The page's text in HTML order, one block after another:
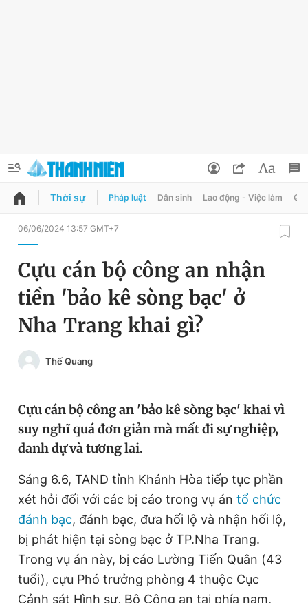
QUẢNG CÁO
Chuyên mục
Chuyên mục khác
Chào ngày mới
Video
Sản phẩm khác
Tiện ích Bạn cần biết
Thông tin tòa soạn Liên hệ quảng cáo
Đổi mật khẩu
Tin đã lưu
Thời sự Pháp luật Dân sinh Lao động - Việc làm
06/06/2024 13:57 GMT+7
Cựu cán bộ công an nhận
tiền 'bảo kê sòng bạc' ở
Nha Trang khai gì?
Thế Quang
Cựu cán bộ công an 'bảo kê sòng bạc' khai vì
suy nghĩ quá đơn giản mà mất đi sự nghiệp,
danh dự và tương lai.
Sáng 6.6, TAND tỉnh Khánh Hòa tiếp tục phần
xét hỏi đối với các bị cáo trong vụ án tổ chức
đánh bạc, đánh bạc, đưa hối lộ và nhận hối lộ,
bị phát hiện tại sòng bạc ở TP.Nha Trang.
Trong vụ án này, bị cáo Lường Tiến Quân (43
tuổi), cựu Phó trưởng phòng 4 thuộc Cục
Cảnh sát Hình sự, Bộ Công an tại phía nam,